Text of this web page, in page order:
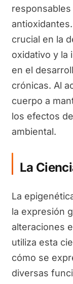
crucial en la
oxidativo y la
en el
crónicas. Al
cuerpo a
los efectos
ambiental.
La
La
la expresión
alteraciones
utiliza esta
cómo se
diversas